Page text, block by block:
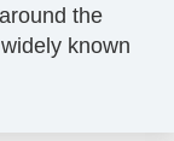
the
known